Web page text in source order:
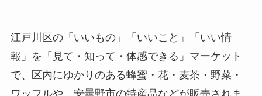
江戸川区の「いいもの」「いいこと」「いい情
報」を「見て・知って・体感できる」マーケット
で、区内にゆかりのある蜂蜜・花・麦茶・野菜・
ワッフルや、安曇野市の特産品などが販売されま